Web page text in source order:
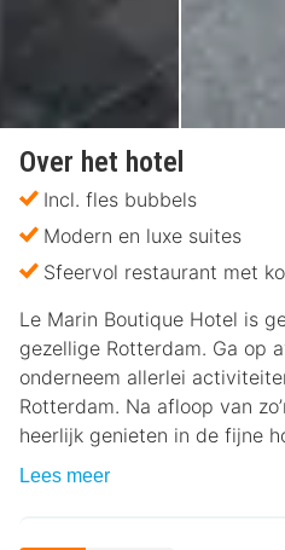
Over het hotel
Incl. fles bubbels
Modern en luxe suites
Sfeervol restaurant met
Le Marin Boutique Hotel is
gezellige Rotterdam. Ga op
onderneem allerlei
Rotterdam. Na afloop van
heerlijk genieten in de fijne
Lees meer